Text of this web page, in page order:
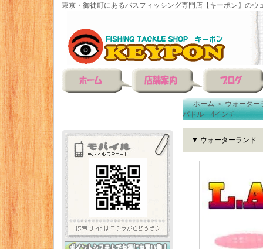
東京・御徒町にあるバスフィッシング専門店【キーポン】のウ
ホーム＞ウォーター
パドル 4インチ
▼ ウォーターランド